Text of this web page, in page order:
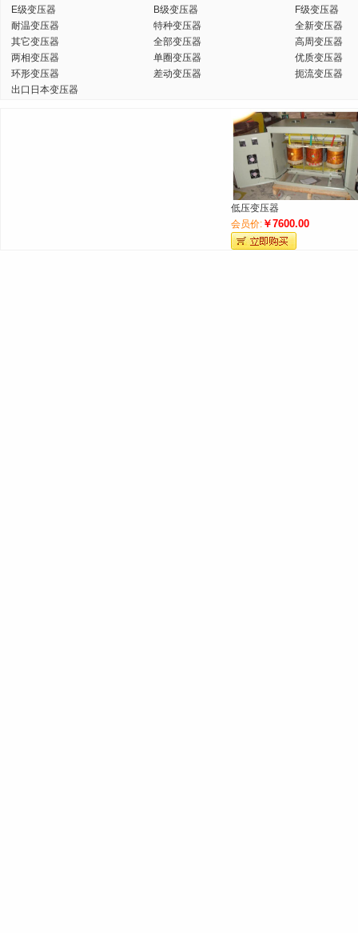
E级变压器
B级变压器
F级变压器
耐温变压器
特种变压器
全新变压器
其它变压器
全部变压器
高周变压器
两相变压器
单圈变压器
优质变压器
环形变压器
差动变压器
扼流变压器
出口日本变压器
低压变压器
会员价:￥7600.00